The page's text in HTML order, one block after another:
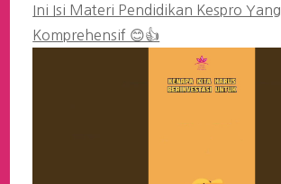
Ini Isi Materi Pendidikan Kespro Yang
Komprehensif 😊👍